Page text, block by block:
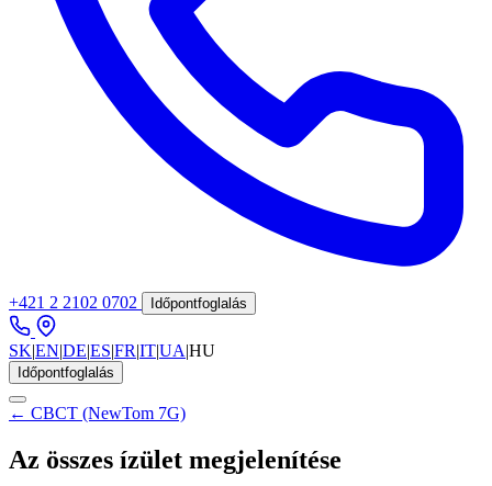
+421 2 2102 0702 Időpontfoglalás
SK|EN|DE|ES|FR|IT|UA|HU
Időpontfoglalás
← CBCT (NewTom 7G)
Az összes ízület megjelenítése